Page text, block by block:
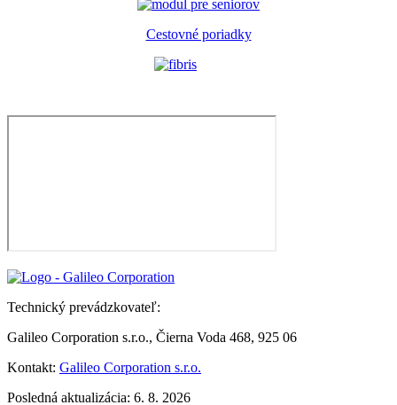
Cestovné poriadky
Technický prevádzkovateľ:
Galileo Corporation s.r.o., Čierna Voda 468, 925 06
Kontakt: Galileo Corporation s.r.o.
Posledná aktualizácia: 6. 8. 2026